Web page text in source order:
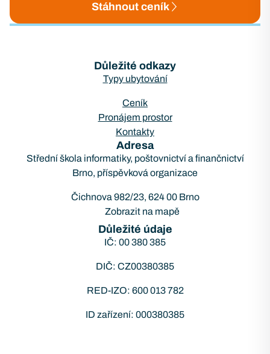
Stáhnout ceník
Důležité odkazy
Typy ubytování
Ceník
Pronájem prostor
Kontakty
Adresa
Střední škola informatiky, poštovnictví a finančnictví
Brno, příspěvková organizace
Čichnova 982/23, 624 00 Brno
Zobrazit na mapě
Důležité údaje
IČ: 00 380 385
DIČ: CZ00380385
RED-IZO: 600 013 782
ID zařízení: 000380385